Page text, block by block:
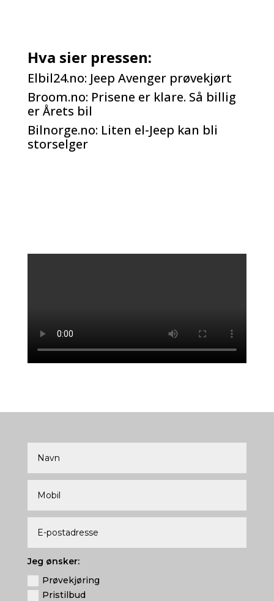
Hva sier pressen:
Elbil24.no: Jeep Avenger prøvekjørt
Broom.no: Prisene er klare. Så billig
er Årets bil
Bilnorge.no: Liten el-Jeep kan bli
storselger
Jeg ønsker:
Prøvekjøring
Pristilbud